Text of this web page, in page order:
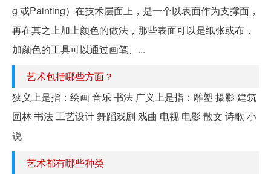
g 或Painting）在技术层面上，是一个以表面作为支撑面，
再在其之上加上颜色的做法，那些表面可以是纸张或布，
加颜色的工具可以通过画笔、...
艺术包括哪些方面？
狭义上是指：绘画 音乐 书法 广义上是指：雕塑 摄影 建筑
园林 书法 工艺设计 舞蹈戏剧 戏曲 电视 电影 散文 诗歌 小
说
艺术都有哪些种类